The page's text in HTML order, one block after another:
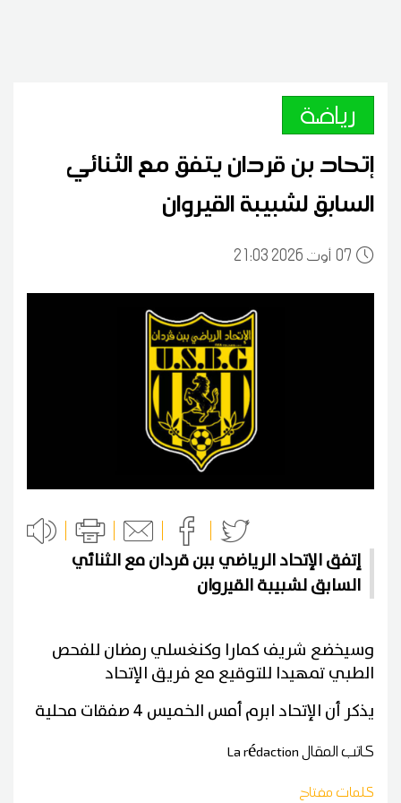
رياضة
إتحاد بن قردان يتفق مع الثنائي
السابق لشبيبة القيروان
0721:03 2026 أوت
إتفق الإتحاد الرياضي ببن قردان مع الثنائي
السابق لشبيبة القيروان
وسيخضع شريف كمارا وكنغسلي رمضان للفحص
الطبي تمهيدا للتوقيع مع فريق الإتحاد
يذكر أن الإتحاد ابرم أمس الخميس 4 صفقات محلية
كاتب المقالLa rédaction
كلمات مفتاح